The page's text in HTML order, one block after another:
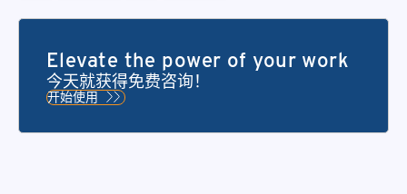
最值
得信
合作
Elevate the power of your work
今天就获得免费咨询！
开始使用